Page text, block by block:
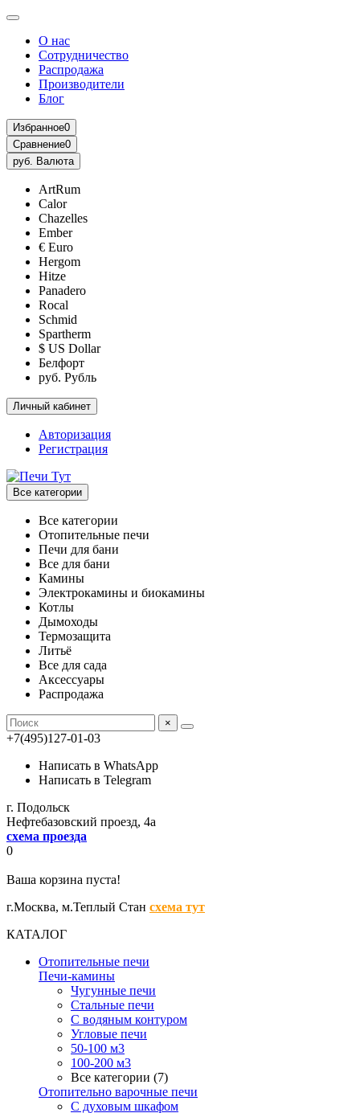
О нас
Сотрудничество
Распродажа
Производители
Блог
Избранное0
Сравнение0
руб. Валюта
ArtRum
Calor
Chazelles
Ember
€ Euro
Hergom
Hitze
Panadero
Rocal
Schmid
Spartherm
$ US Dollar
Белфорт
руб. Рубль
Личный кабинет
Авторизация
Регистрация
Все категории
Все категории
Отопительные печи
Печи для бани
Все для бани
Камины
Электрокамины и биокамины
Котлы
Дымоходы
Термозащита
Литьё
Все для сада
Аксессуары
Распродажа
×
+7(495)127-01-03
Написать в WhatsApp
Написать в Telegram
г. Подольск
Нефтебазовский проезд, 4а
схема проезда
0
Ваша корзина пуста!
г.Москва, м.Теплый Стан схема тут
КАТАЛОГ
Отопительные печи
Печи-камины
Чугунные печи
Стальные печи
С водяным контуром
Угловые печи
50-100 м3
100-200 м3
Все категории (7)
Отопительно варочные печи
С духовым шкафом